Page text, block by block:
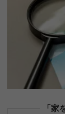
「家